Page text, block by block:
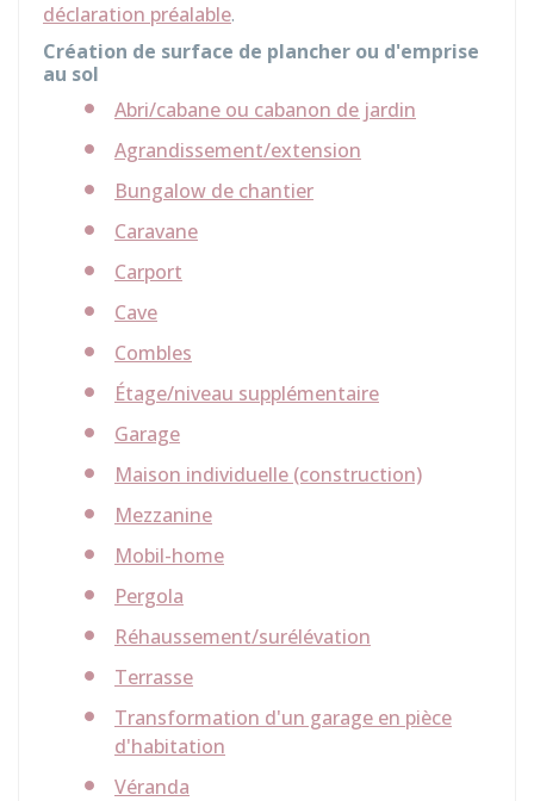
déclaration préalable.
Création de surface de plancher ou d'emprise
au sol
Abri/cabane ou cabanon de jardin
Agrandissement/extension
Bungalow de chantier
Caravane
Carport
Cave
Combles
Étage/niveau supplémentaire
Garage
Maison individuelle (construction)
Mezzanine
Mobil-home
Pergola
Réhaussement/surélévation
Terrasse
Transformation d'un garage en pièce
d'habitation
Véranda